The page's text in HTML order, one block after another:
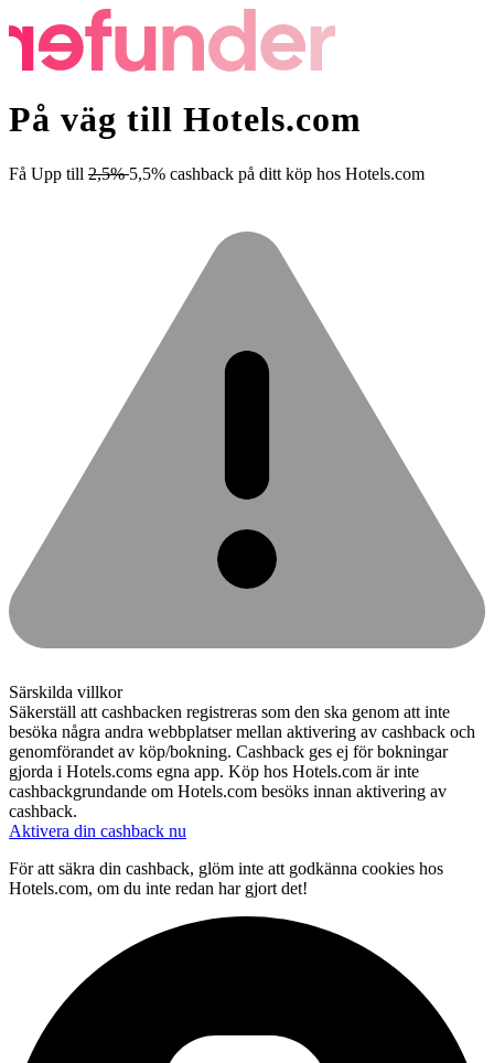
På väg till Hotels.com
Få Upp till 2,5%5,5% cashback på ditt köp hos Hotels.com
Särskilda villkor
Säkerställ att cashbacken registreras som den ska genom att inte
besöka några andra webbplatser mellan aktivering av cashback och
genomförandet av köp/bokning. Cashback ges ej för bokningar
gjorda i Hotels.coms egna app. Köp hos Hotels.com är inte
cashbackgrundande om Hotels.com besöks innan aktivering av
cashback.
Aktivera din cashback nu
För att säkra din cashback, glöm inte att godkänna cookies hos
Hotels.com, om du inte redan har gjort det!